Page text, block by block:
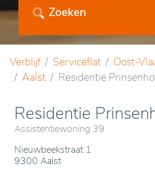
Zoeken
Verblijf Serviceflat Oost-
Aalst
Residentie
Residentie
Assistentiewoning 39
Nieuwbeekstraat 1
9300 Aalst